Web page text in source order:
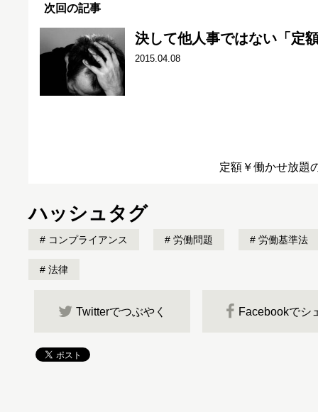
次回の記事
決して他人事ではない「定
2015.04.08
定額￥働かせ放題
ハッシュタグ
コンプライアンス 労働問題 労働基準法
法律
Twitterでつぶやく Facebookでシ